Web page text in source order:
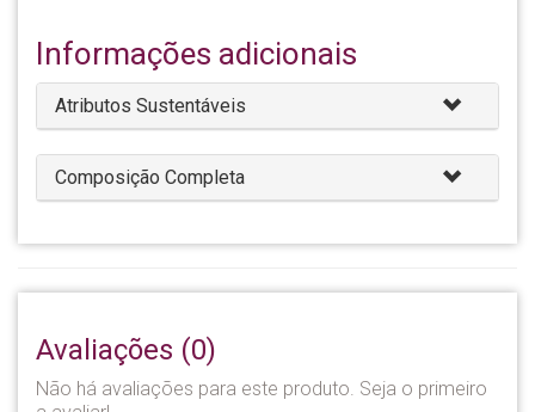
Informações adicionais
Atributos Sustentáveis
Composição Completa
Avaliações (0)
Não há avaliações para este produto. Seja o primeiro